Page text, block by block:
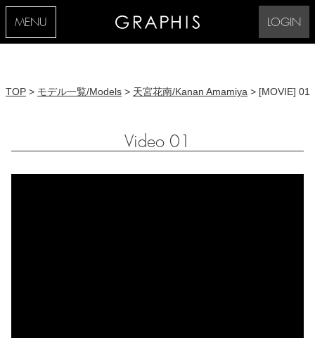
MENU LOGIN
TOP > モデル一覧/Models > 天宮花南/Kanan Amamiya > [MOVIE] 01
Video 01